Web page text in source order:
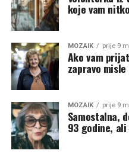
koje vam
MOZAIK prije 9
Ako vam
zapravo
MOZAIK prije 9
Samostalna,
93 godine,